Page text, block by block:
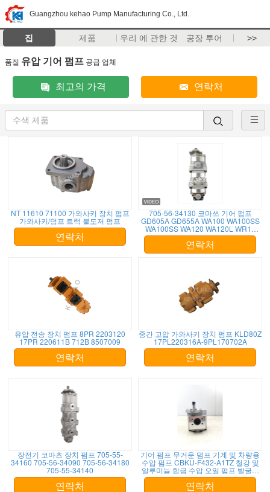
Guangzhou kehao Pump Manufacturing Co., Ltd.
집 제품 우리 에 관한 것 공장 투어 >>
품질 유압 기어 펌프 공급 업체
최고의 가격 연락처
NT 11610 71100 가와사키 장치 펌프
가와사키/덤프 트럭 불도저 펌프
연락처
705-56-34130 코마쓰 기어 펌프
GD605A GD655A WA100 WA100SS
WA100SS WA120 WA120L WR11
WR11SS
연락처
유압 전송 장치 펌프 8PR 2203120
17PR 220611B 712B 8507009
연락처
중간 고압 가와사키 장치 펌프 KLD80Z
17PL220316A-9PL170702A
연락처
장전기 코마츠 장치 펌프 705-55-
34160 705-56-34090 705-56-34180
705-55-34140
연락처
기어 펌프 무거운 덤프 기계 및 차량용
수압 펌프 CBKU-F432-A1TZ 철강 및
알루미늄 합금 수압 오일 펌프 발굴기
공장 공급
연락처